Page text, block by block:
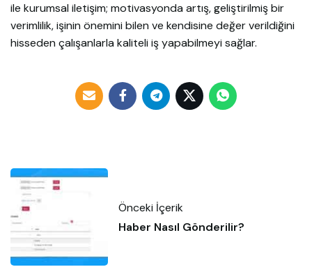
ile kurumsal iletişim; motivasyonda artış, geliştirilmiş bir
verimlilik, işinin önemini bilen ve kendisine değer verildiğini
hisseden çalışanlarla kaliteli iş yapabilmeyi sağlar.
Önceki İçerik
Haber Nasıl Gönderilir?